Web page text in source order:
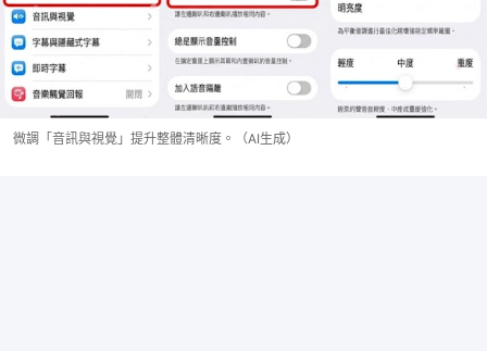
微調「音訊與視覺」提升整體清晰度。（AI生成）